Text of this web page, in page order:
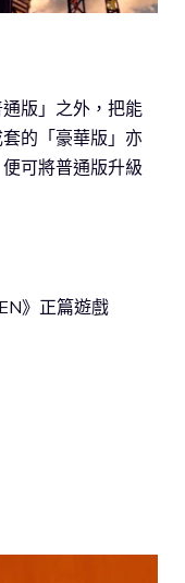
版」之外，把能
的「豪華版」亦
可將普通版升級
》正篇遊戲